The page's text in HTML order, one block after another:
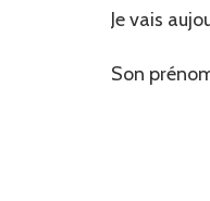
Je vais
Son